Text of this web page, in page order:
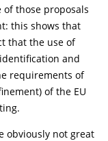
those proposals
this shows that
that the use of
and
requirements of
of the EU
obviously not great